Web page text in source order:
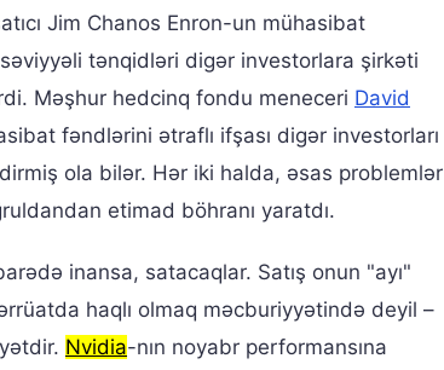
Jim Chanos Enron-un mühasibat
səviyyəli tənqidləri digər investorlara şirkəti
Məşhur hedcinq fondu meneceri David
fəndlərini ətraflı ifşası digər investorları
ola bilər. Hər iki halda, əsas problemlər
etimad böhranı yaratdı.
inansa, satacaqlar. Satış onun "ayı"
haqlı olmaq məcburiyyətində deyil –
Nvidia-nın noyabr performansına